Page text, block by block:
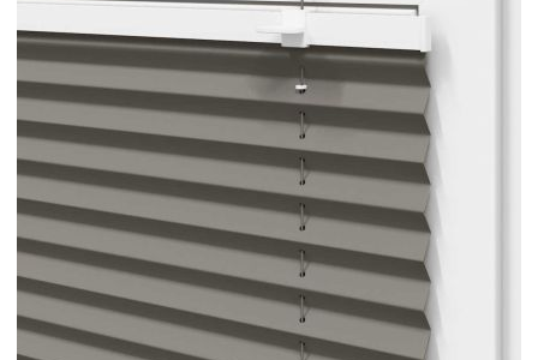
Необходим е монтаж
ВНИМАНИЕ!Малките деца могат да бъдат
удушени от примки в дърпащи въжета, вериги,
ленти и вътрешния кабел, който управлява този
продукт. За да избегнете удушаване и оплитане,
дръжте кабелите далеч от обсега на малки деца.
Шнурите могат да се увият около врата на
детето. Преместете леглата, креватчетата и
мебелите далеч от въжетата за покриване на
прозорци. Не завързвайте кабелите заедно.
Уверете се, че кабелите не се усукват и
образуват примка. ВНИМАНИЕ!Децата могат
да се удушат, ако това предпазно устройство не
е монтирано и регулирано. Прочетете
внимателно инструкциите и инсталирайте
съответно.GPSR